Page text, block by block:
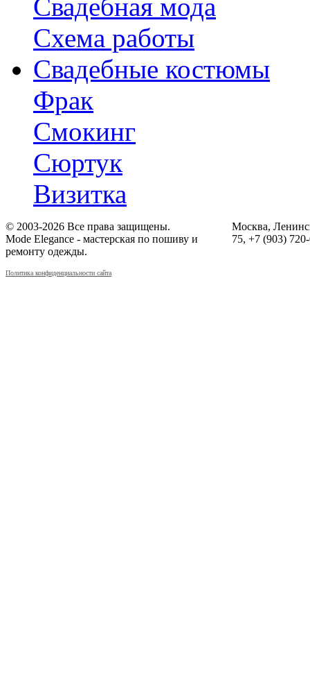
Свадебная мода
Схема работы
Свадебные костюмы
Фрак
Смокинг
Сюртук
Визитка
© 2003-2026 Все права защищены.
Mode Elegance - мастерская по пошиву и
ремонту одежды.
Политика конфиденциальности сайта
Москва,
75, +7 (903)